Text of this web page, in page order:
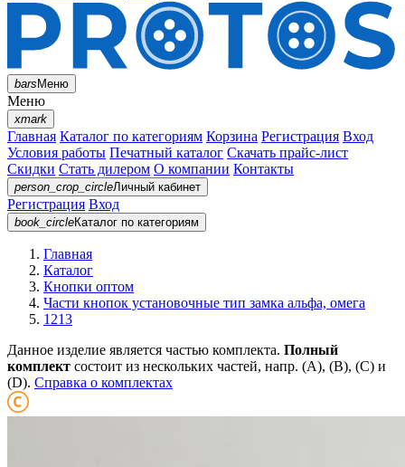
barsМеню
Меню
xmark
Главная Каталог по категориям Корзина Регистрация Вход
Условия работы Печатный каталог Скачать прайс-лист
Скидки Стать дилером О компании Контакты
person_crop_circleЛичный кабинет
Регистрация Вход
book_circleКаталог по категориям
Главная
Каталог
Кнопки оптом
Части кнопок установочные тип замка альфа, омега
1213
Данное изделие является частью комплекта. Полный
комплект состоит из нескольких частей, напр. (А), (B), (С) и
(D). Справка о комплектах